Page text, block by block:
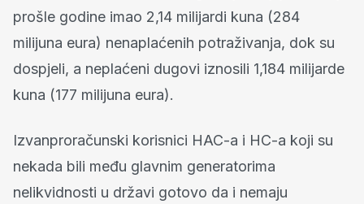
prošle godine imao 2,14 milijardi kuna (284
milijuna eura) nenaplaćenih potraživanja, dok su
dospjeli, a neplaćeni dugovi iznosili 1,184 milijarde
kuna (177 milijuna eura).
Izvanproračunski korisnici HAC-a i HC-a koji su
nekada bili među glavnim generatorima
nelikvidnosti u državi gotovo da i nemaju